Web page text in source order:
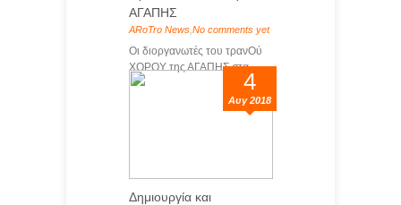
ΑΓΑΠΗΣ
ARoTro News No comments yet
Οι διοργανωτές του τρανΟύ
ΧΟΡΟΥ της ΑΓΑΠΗΣ στα...
4
Αυγ 2018
Δημιουργία και